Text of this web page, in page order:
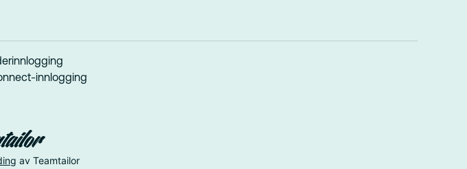
innlogging
av Teamtailor